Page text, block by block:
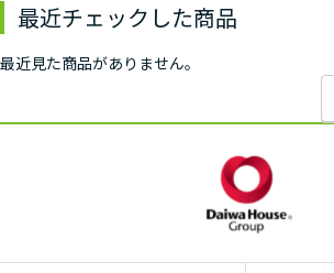
最近チェックした商品
最近見た商品がありません。